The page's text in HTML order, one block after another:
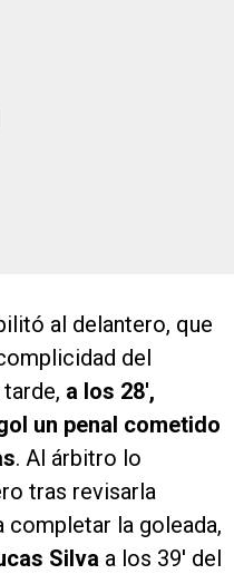
al delantero, que
del
a los 28′,
un penal cometido
. Al árbitro lo
tras revisarla
completar la goleada,
Silva a los 39′ del